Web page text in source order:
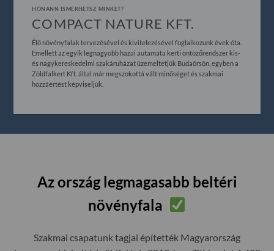
HONANN ISMERHETSZ MINKET?
COMPACT NATURE KFT.
Élő növényfalak tervezésével és kivitelezésével foglalkozunk évek óta.
Emellett az egyik legnagyobb hazai autamata kerti öntözőrendszer kis-
és nagykereskedelmi szakáruházat üzemeltetjük Budaörsön, egyben a
Zöldfalkert Kft. által már megszokottá vált minőséget és szakmai
hozzáértést képviseljük.
Az ország legmagasabb beltéri
növényfala
Szakmai csapatunk tagjai építették Magyarország